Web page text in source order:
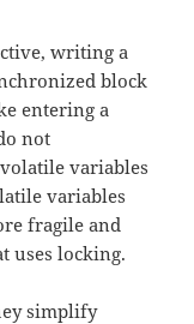
writing a
block
entering a
not
variables
variables
fragile and
uses locking.
simplify